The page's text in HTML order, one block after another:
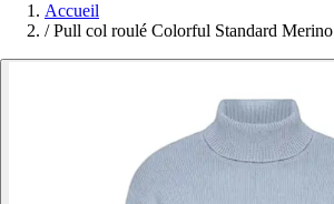
Accueil
/ Pull col roulé Colorful Standard Merino